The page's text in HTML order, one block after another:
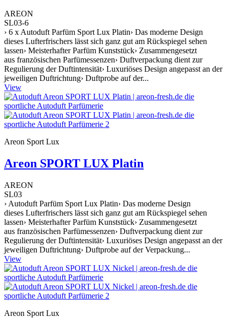
AREON
SL03-6
› 6 x Autoduft Parfüm Sport Lux Platin› Das moderne Design
dieses Lufterfrischers lässt sich ganz gut am Rückspiegel sehen
lassen› Meisterhafter Parfüm Kunststück› Zusammengesetzt
aus französischen Parfümessenzen› Duftverpackung dient zur
Regulierung der Duftintensität› Luxuriöses Design angepasst an der
jeweiligen Duftrichtung› Duftprobe auf der...
View
Areon Sport Lux
Areon SPORT LUX Platin
AREON
SL03
› Autoduft Parfüm Sport Lux Platin› Das moderne Design
dieses Lufterfrischers lässt sich ganz gut am Rückspiegel sehen
lassen› Meisterhafter Parfüm Kunststück› Zusammengesetzt
aus französischen Parfümessenzen› Duftverpackung dient zur
Regulierung der Duftintensität› Luxuriöses Design angepasst an der
jeweiligen Duftrichtung› Duftprobe auf der Verpackung...
View
Areon Sport Lux